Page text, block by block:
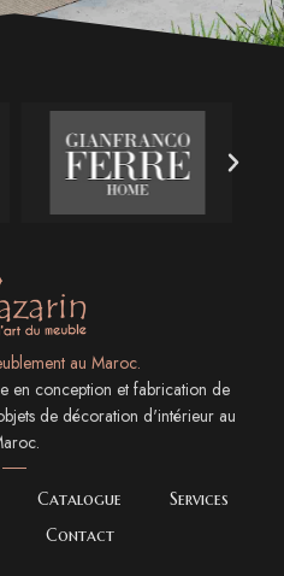
au Maroc.
en conception et fabrication de
de décoration d'intérieur au
Catalogue
Services
Contact